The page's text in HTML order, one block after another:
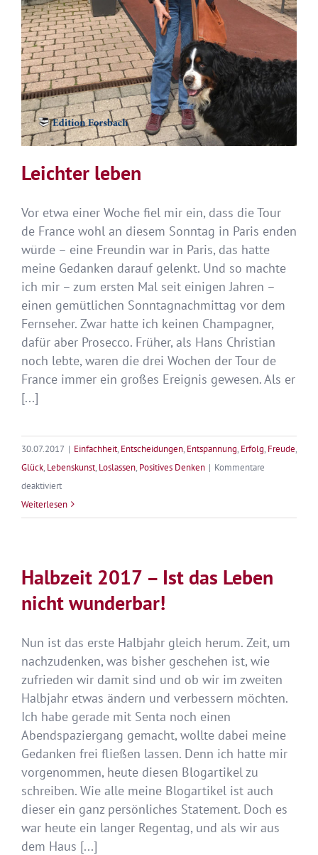
Leichter leben
Vor etwa einer Woche fiel mir ein, dass die Tour
de France wohl an diesem Sonntag in Paris enden
würde – eine Freundin war in Paris, das hatte
meine Gedanken darauf gelenkt. Und so machte
ich mir – zum ersten Mal seit einigen Jahren –
einen gemütlichen Sonntagnachmittag vor dem
Fernseher. Zwar hatte ich keinen Champagner,
dafür aber Prosecco. Früher, als Hans Christian
noch lebte, waren die drei Wochen der Tour de
France immer ein großes Ereignis gewesen. Als er
[...]
30.07.2017 | Einfachheit, Entscheidungen, Entspannung, Erfolg, Freude,
Glück, Lebenskunst, Loslassen, Positives Denken | Kommentare
deaktiviertfür
Leichter
leben
Weiterlesen
Halbzeit 2017 – Ist das Leben
nicht wunderbar!
Nun ist das erste Halbjahr gleich herum. Zeit, um
nachzudenken, was bisher geschehen ist, wie
zufrieden wir damit sind und ob wir im zweiten
Halbjahr etwas ändern und verbessern möchten.
Ich habe gerade mit Senta noch einen
Abendspaziergang gemacht, wollte dabei meine
Gedanken frei fließen lassen. Denn ich hatte mir
vorgenommen, heute diesen Blogartikel zu
schreiben. Wie alle meine Blogartikel ist auch
dieser ein ganz persönliches Statement. Doch es
war heute ein langer Regentag, und als wir aus
dem Haus [...]